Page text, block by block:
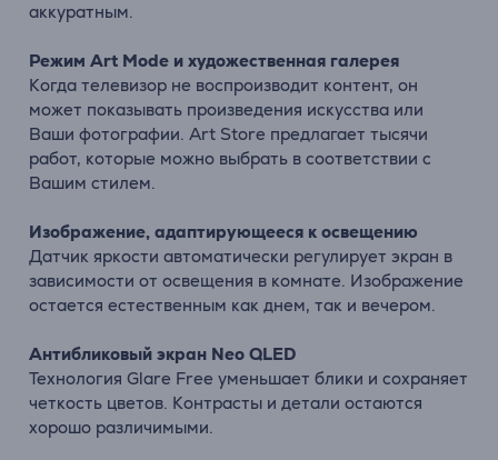
аккуратным.
Режим Art Mode и художественная галерея
Когда телевизор не воспроизводит контент, он
может показывать произведения искусства или
Ваши фотографии. Art Store предлагает тысячи
работ, которые можно выбрать в соответствии с
Вашим стилем.
Изображение, адаптирующееся к освещению
Датчик яркости автоматически регулирует экран в
зависимости от освещения в комнате. Изображение
остается естественным как днем, так и вечером.
Антибликовый экран Neo QLED
Технология Glare Free уменьшает блики и сохраняет
четкость цветов. Контрасты и детали остаются
хорошо различимыми.